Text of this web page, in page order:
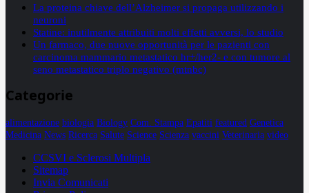
La proteina chiave dell’Alzheimer si propaga utilizzando i
neuroni
Statine: inutilmente attribuiti molti effetti avversi, lo studio
Un farmaco, due nuove opportunità per le pazienti con
carcinoma mammario metastatico hr+/her2- e con tumore al
seno metastatico triplo negativo (mtnbc)
Categorie
alimentazione biologia Biology Com. Stampa Epatiti featured Genetica
Medicina News Ricerca Salute Science Scienza vaccini Veterinaria video
CCSVI e Sclerosi Multipla
Sitemap
Invia Comunicati